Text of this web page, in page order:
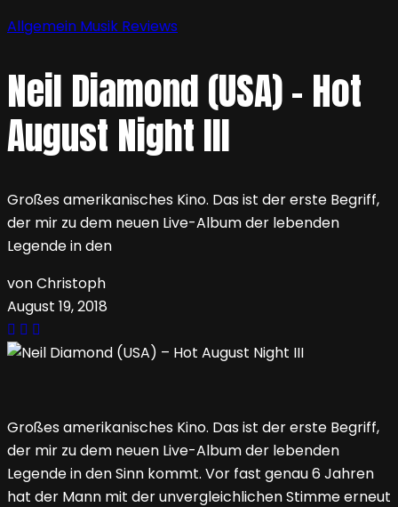
Allgemein Musik Reviews
Neil Diamond (USA) – Hot
August Night III
Großes amerikanisches Kino. Das ist der erste Begriff,
der mir zu dem neuen Live-Album der lebenden
Legende in den
von Christoph
August 19, 2018
Großes amerikanisches Kino. Das ist der erste Begriff,
der mir zu dem neuen Live-Album der lebenden
Legende in den Sinn kommt. Vor fast genau 6 Jahren
hat der Mann mit der unvergleichlichen Stimme erneut